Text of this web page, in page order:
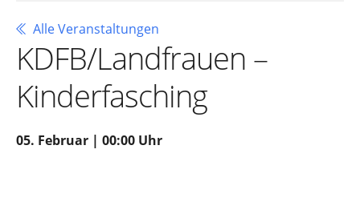
Alle Veranstaltungen
KDFB/Landfrauen –
Kinderfasching
05. Februar | 00:00 Uhr